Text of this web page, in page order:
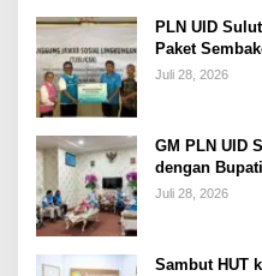
PLN UID
Paket
Kelistrikan
Juli 28, 2026
GM PLN UID
dengan
Keandalan
Juli 28, 2026
Sambut HUT